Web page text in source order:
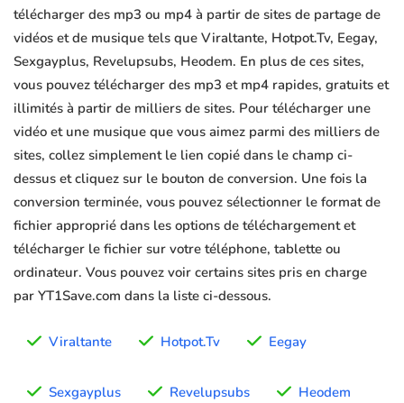
télécharger des mp3 ou mp4 à partir de sites de partage de
vidéos et de musique tels que Viraltante, Hotpot.Tv, Eegay,
Sexgayplus, Revelupsubs, Heodem. En plus de ces sites,
vous pouvez télécharger des mp3 et mp4 rapides, gratuits et
illimités à partir de milliers de sites. Pour télécharger une
vidéo et une musique que vous aimez parmi des milliers de
sites, collez simplement le lien copié dans le champ ci-
dessus et cliquez sur le bouton de conversion. Une fois la
conversion terminée, vous pouvez sélectionner le format de
fichier approprié dans les options de téléchargement et
télécharger le fichier sur votre téléphone, tablette ou
ordinateur. Vous pouvez voir certains sites pris en charge
par YT1Save.com dans la liste ci-dessous.
Viraltante Hotpot.Tv Eegay
Sexgayplus Revelupsubs Heodem